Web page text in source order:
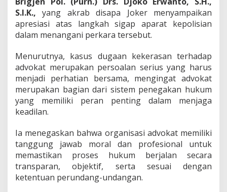
S.I.K., yang akrab disapa Joker menyampaikan
apresiasi atas langkah sigap aparat kepolisian
dalam menangani perkara tersebut.
Menurutnya, kasus dugaan kekerasan terhadap
advokat merupakan persoalan serius yang harus
menjadi perhatian bersama, mengingat advokat
merupakan bagian dari sistem penegakan hukum
yang memiliki peran penting dalam menjaga
keadilan.
Ia menegaskan bahwa organisasi advokat memiliki
tanggung jawab moral dan profesional untuk
memastikan proses hukum berjalan secara
transparan, objektif, serta sesuai dengan
ketentuan perundang-undangan.